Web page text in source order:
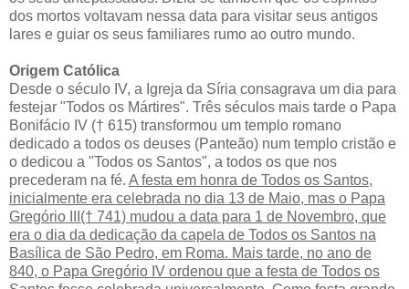
dos mortos voltavam nessa data para visitar seus antigos
lares e guiar os seus familiares rumo ao outro mundo.
Origem Católica
Desde o século IV, a Igreja da Síria consagrava um dia para
festejar "Todos os Mártires". Três séculos mais tarde o Papa
Bonifácio IV († 615) transformou um templo romano
dedicado a todos os deuses (Panteão) num templo cristão e
o dedicou a "Todos os Santos", a todos os que nos
precederam na fé. A festa em honra de Todos os Santos,
inicialmente era celebrada no dia 13 de Maio, mas o Papa
Gregório III(† 741) mudou a data para 1 de Novembro, que
era o dia da dedicação da capela de Todos os Santos na
Basílica de São Pedro, em Roma. Mais tarde, no ano de
840, o Papa Gregório IV ordenou que a festa de Todos os